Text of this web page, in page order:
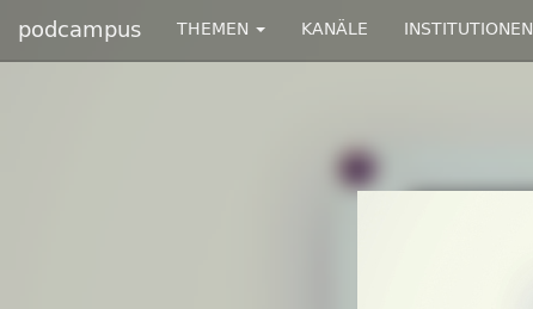
podcampus THEMEN KANÄLE INSTITUTIONEN